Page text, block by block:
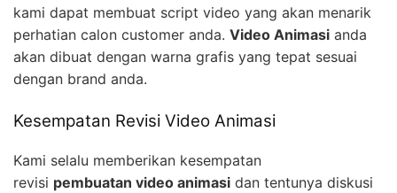
kami dapat membuat script video yang akan menarik
perhatian calon customer anda. Video Animasi anda
akan dibuat dengan warna grafis yang tepat sesuai
dengan brand anda.
Kesempatan Revisi Video Animasi
Kami selalu memberikan kesempatan
revisi pembuatan video animasi dan tentunya diskusi